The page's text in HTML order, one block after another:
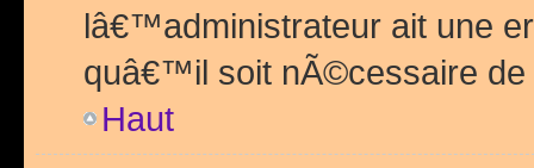
lâ€™administrateur ait une
quâ€™il soit nÃ©cessaire de
Haut